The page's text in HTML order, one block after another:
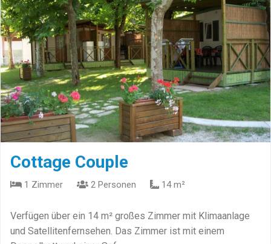
Cottage Couple
1 Zimmer 2 Personen 14 m²
Verfügen über ein 14 m² großes Zimmer mit Klimaanlage
und Satellitenfernsehen. Das Zimmer ist mit einem